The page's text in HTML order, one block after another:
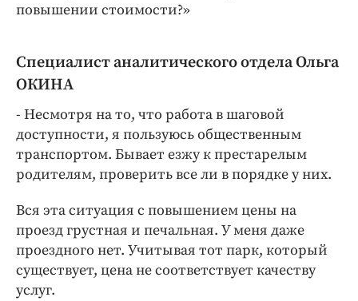
повышении стоимости?»
Специалист аналитического отдела Ольга
ОКИНА
- Несмотря на то, что работа в шаговой
доступности, я пользуюсь общественным
транспортом. Бывает езжу к престарелым
родителям, проверить все ли в порядке у них.
Вся эта ситуация с повышением цены на
проезд грустная и печальная. У меня даже
проездного нет. Учитывая тот парк, который
существует, цена не соответствует качеству
услуг.